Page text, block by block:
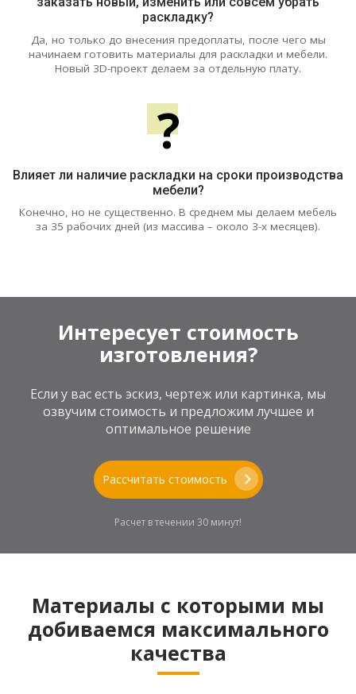
раскладку?
Да, но только до внесения предоплаты, после чего мы
начинаем готовить материалы для раскладки и мебели.
Новый 3D-проект делаем за отдельную плату.
?
Влияет ли наличие раскладки на сроки производства
мебели?
Конечно, но не существенно. В среднем мы делаем мебель
за 35 рабочих дней (из массива – около 3-х месяцев).
Интересует стоимость
изготовления?
Если у вас есть эскиз, чертеж или картинка, мы
озвучим стоимость и предложим лучшее и
оптимальное решение
Рассчитать стоимость
Расчет в течении 30 минут!
Материалы с которыми мы
добиваемся максимального
качества